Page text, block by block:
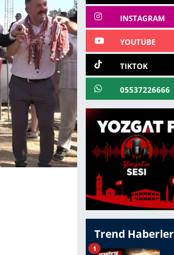
INSTAGRAM
YOUTUBE
TIKTOK
05537226666
Trend Haberler
1